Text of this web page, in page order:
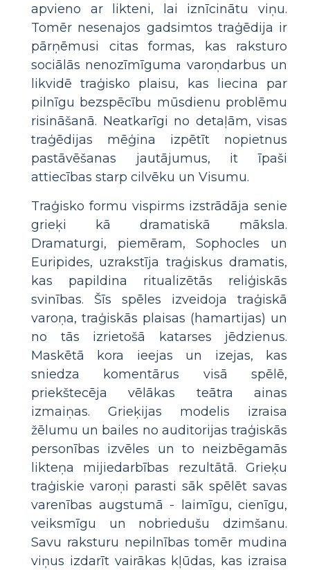
apvieno ar likteni, lai iznīcinātu viņu.
Tomēr nesenajos gadsimtos traģēdija ir
pārņēmusi citas formas, kas raksturo
sociālās nenozīmīguma varoņdarbus un
likvidē traģisko plaisu, kas liecina par
pilnīgu bezspēcību mūsdienu problēmu
risināšanā. Neatkarīgi no detaļām, visas
traģēdijas mēģina izpētīt nopietnus
pastāvēšanas jautājumus, it īpaši
attiecības starp cilvēku un Visumu.
Traģisko formu vispirms izstrādāja senie
grieķi kā dramatiskā māksla.
Dramaturgi, piemēram, Sophocles un
Euripides, uzrakstīja traģiskus dramatis,
kas papildina ritualizētās reliģiskās
svinības. Šīs spēles izveidoja traģiskā
varoņa, traģiskās plaisas (hamartijas) un
no tās izrietošā katarses jēdzienus.
Maskētā kora ieejas un izejas, kas
sniedza komentārus visā spēlē,
priekštecēja vēlākas teātra ainas
izmaiņas. Grieķijas modelis izraisa
žēlumu un bailes no auditorijas traģiskās
personības izvēles un to neizbēgamās
likteņa mijiedarbības rezultātā. Grieķu
traģiskie varoņi parasti sāk spēlēt savas
varenības augstumā - laimīgu, cienīgu,
veiksmīgu un nobriedušu dzimšanu.
Savu raksturu nepilnības tomēr mudina
viņus izdarīt vairākas kļūdas, kas izraisa